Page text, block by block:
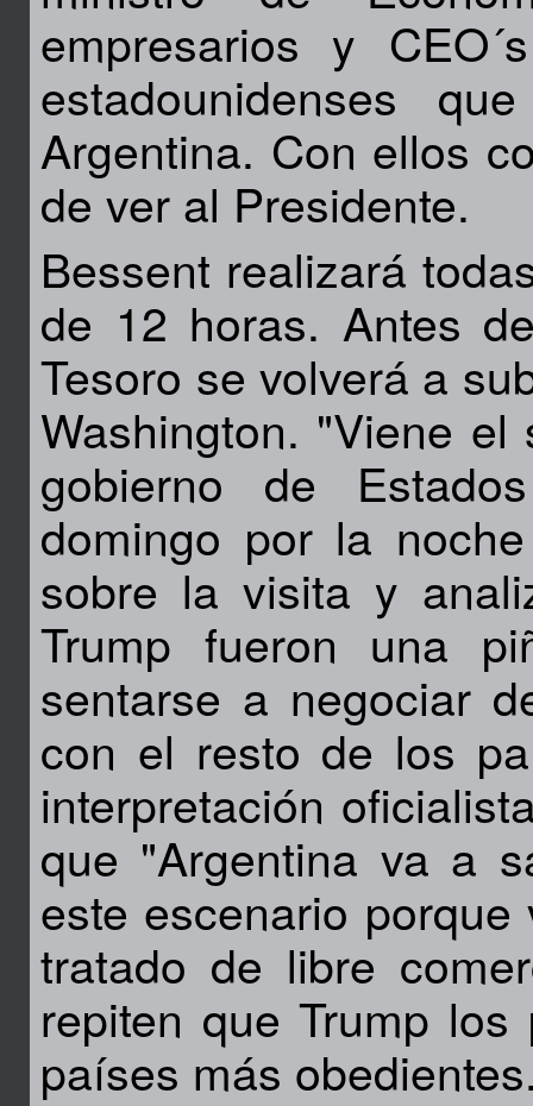
empresarios y
estadounidenses
Argentina. Con ellos
de ver al Presidente.
Bessent realizará
de 12 horas. Antes
Tesoro se volverá a
Washington. "Viene
gobierno de
domingo por la
sobre la visita y
Trump fueron una
sentarse a negociar
con el resto de los
interpretación
que "Argentina va a
este escenario
tratado de libre
repiten que Trump
países más